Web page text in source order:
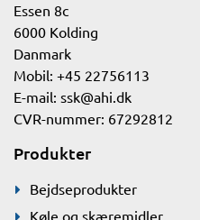
Essen 8c
6000 Kolding
Danmark
Mobil: +45 22756113
E-mail: ssk@ahi.dk
CVR-nummer: 67292812
Produkter
Bejdseprodukter
Køle og skæremidler